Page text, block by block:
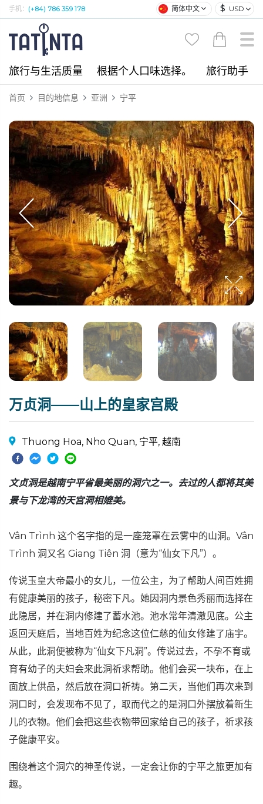
手机： (+84) 786 359 178 简体中文 $ USD
旅行与生活质量 根据个人口味选择。 旅行助手
首页 目的地信息 亚洲 宁平
万贞洞——山上的皇家宫殿
Thuong Hoa, Nho Quan, 宁平, 越南
文贞洞是越南宁平省最美丽的洞穴之一。去过的人都将其美
景与下龙湾的天宫洞相媲美。
Vân Trình 这个名字指的是一座笼罩在云雾中的山洞。Vân
Trình 洞又名 Giang Tiên 洞（意为“仙女下凡”）。
传说玉皇大帝最小的女儿，一位公主，为了帮助人间百姓拥
有健康美丽的孩子，秘密下凡。她因洞内景色秀丽而选择在
此隐居，并在洞内修建了蓄水池。池水常年清澈见底。公主
返回天庭后，当地百姓为纪念这位仁慈的仙女修建了庙宇。
从此，此洞便被称为“仙女下凡洞”。传说过去，不孕不育或
育有幼子的夫妇会来此洞祈求帮助。他们会买一块布，在上
面放上供品，然后放在洞口祈祷。第二天，当他们再次来到
洞口时，会发现布不见了，取而代之的是洞口外摆放着新生
儿的衣物。他们会把这些衣物带回家给自己的孩子，祈求孩
子健康平安。
围绕着这个洞穴的神圣传说，一定会让你的宁平之旅更加有
趣。